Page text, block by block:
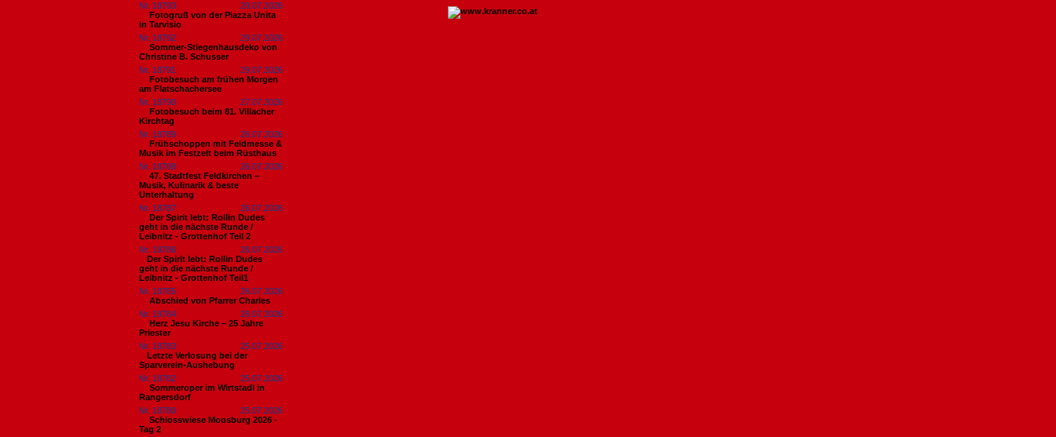
Nr. 18793
29.07.2026
Fotogruß von der Piazza Unita
in Tarvisio
Nr. 18792
29.07.2026
Sommer-Stiegenhausdeko von
Christine B. Schusser
Nr. 18791
29.07.2026
Fotobesuch am frühen Morgen
am Flatschachersee
Nr. 18790
27.07.2026
Fotobesuch beim 81. Villacher
Kirchtag
Nr. 18789
26.07.2026
Frühschoppen mit Feldmesse &
Musik im Festzelt beim Rüsthaus
Nr. 18788
26.07.2026
47. Stadtfest Feldkirchen –
Musik, Kulinarik & beste
Unterhaltung
Nr. 18787
26.07.2026
Der Spirit lebt: Rollin Dudes
geht in die nächste Runde /
Leibnitz - Grottenhof Teil 2
Nr. 18786
26.07.2026
​Der Spirit lebt: Rollin Dudes
geht in die nächste Runde /
Leibnitz - Grottenhof Teil1
Nr. 18785
26.07.2026
Abschied von Pfarrer Charles
Nr. 18784
26.07.2026
Herz Jesu Kirche – 25 Jahre
Priester
Nr. 18783
25.07.2026
​Letzte Verlosung bei der
Sparverein-Aushebung
Nr. 18782
25.07.2026
Sommeroper im Wirtstadl in
Rangersdorf
Nr. 18780
25.07.2026
Schlosswiese Moosburg 2026 -
Tag 2